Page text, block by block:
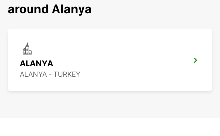
around Alanya
ALANYA
ALANYA - TURKEY